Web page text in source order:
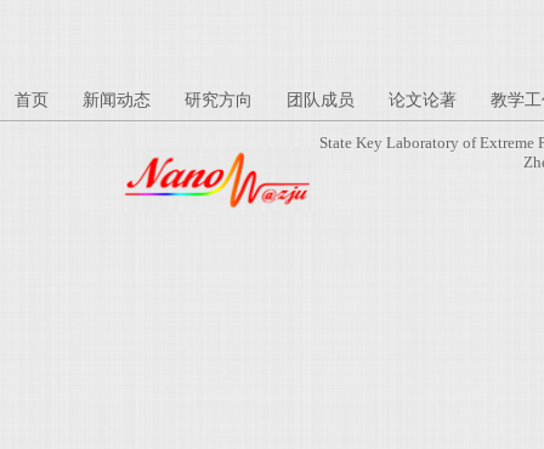
首页 新闻动态 研究方向 团队成员 论文论著 教学
State Key Laboratory of Extreme